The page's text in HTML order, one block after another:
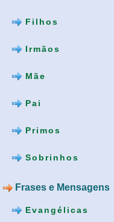
Filhos
Irmãos
Mãe
Pai
Primos
Sobrinhos
Frases e Mensagens
Evangélicas